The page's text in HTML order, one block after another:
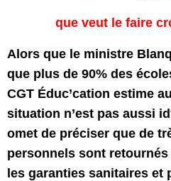
que veut le faire
Alors que le ministre
que plus de 90% des
CGT Éduc’cation estime
situation n’est pas aussi
omet de préciser que de
personnels sont
les garanties sanitaires et